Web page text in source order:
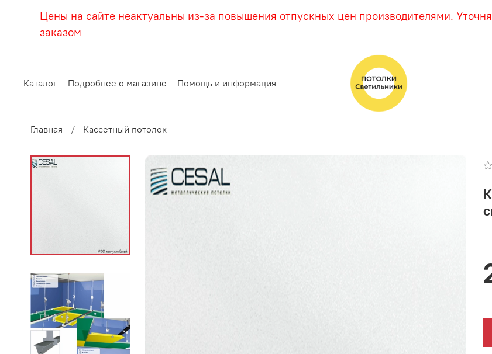
Цены на сайте неактуальны из-за повышения отпускных цен производителями.
заказом
Каталог Подробнее о магазине Помощь и информация
Главная Кассетный потолок